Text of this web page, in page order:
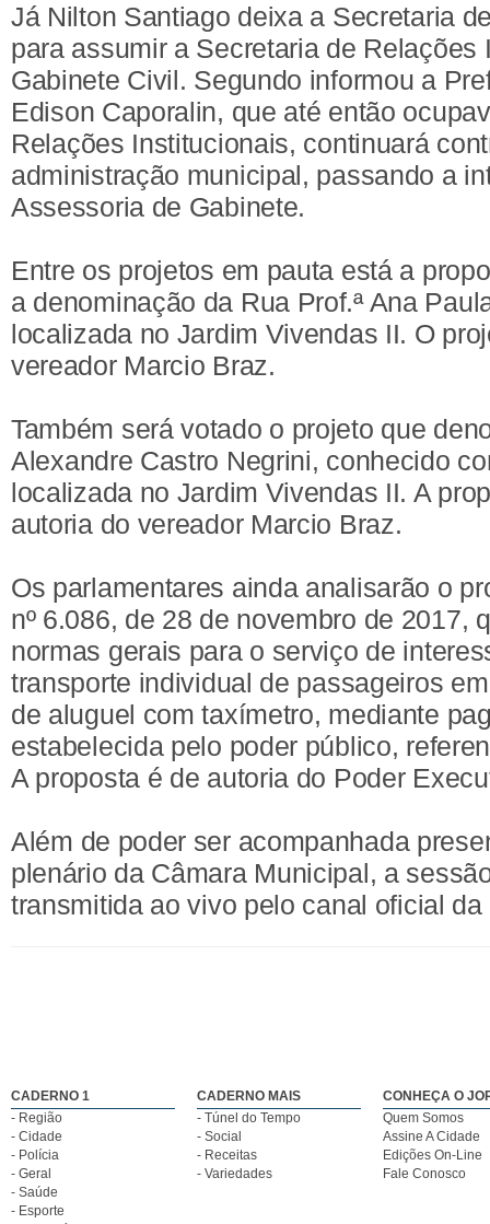
Já Nilton Santiago deixa a Secretaria
para assumir a Secretaria de Relações
Gabinete Civil. Segundo informou a
Edison Caporalin, que até então
Relações Institucionais, continuará
administração municipal, passando a
Assessoria de Gabinete.
Entre os projetos em pauta está a
a denominação da Rua Prof.ª Ana
localizada no Jardim Vivendas II. O
vereador Marcio Braz.
Também será votado o projeto que
Alexandre Castro Negrini, conhecido
localizada no Jardim Vivendas II. A
autoria do vereador Marcio Braz.
Os parlamentares ainda analisarão o
nº 6.086, de 28 de novembro de 2017,
normas gerais para o serviço de
transporte individual de passageiros
de aluguel com taxímetro, mediante
estabelecida pelo poder público,
A proposta é de autoria do Poder
Além de poder ser acompanhada
plenário da Câmara Municipal, a
transmitida ao vivo pelo canal oficial da
CADERNO 1
- Região
- Cidade
- Polícia
- Geral
- Saúde
- Esporte
CADERNO MAIS
- Túnel do Tempo
- Social
- Receitas
- Variedades
CONHEÇA O
Quem Somos
Assine A Cidade
Edições On-Line
Fale Conosco